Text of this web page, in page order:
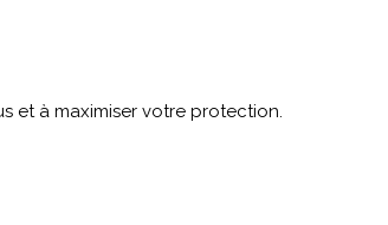
et à maximiser votre protection.